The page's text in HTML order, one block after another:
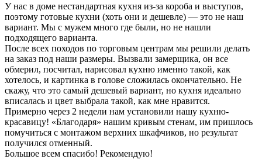
У нас в доме нестандартная кухня из-за короба и выступов,
поэтому готовые кухни (хоть они и дешевле) — это не наш
вариант. Мы с мужем много где были, но не нашли
подходящего варианта.
После всех походов по торговым центрам мы решили делать
на заказ под наши размеры. Вызвали замерщика, он все
обмерил, посчитал, нарисовал кухню именно такой, как
хотелось, и картинка в голове сложилась окончательно. Не
скажу, что это самый дешевый вариант, но кухня идеально
вписалась и цвет выбрала такой, как мне нравится.
Примерно через 2 недели нам установили нашу кухню-
красавицу! «Благодаря» нашим кривым стенам, им пришлось
помучиться с монтажом верхних шкафчиков, но результат
получился отменный.
Большое всем спасибо! Рекомендую!